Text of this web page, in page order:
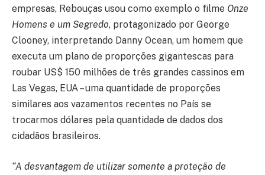
empresas, Rebouças usou como exemplo o filme Onze
Homens e um Segredo, protagonizado por George
Clooney, interpretando Danny Ocean, um homem que
executa um plano de proporções gigantescas para
roubar US$ 150 milhões de três grandes cassinos em
Las Vegas, EUA – uma quantidade de proporções
similares aos vazamentos recentes no País se
trocarmos dólares pela quantidade de dados dos
cidadãos brasileiros.
“A desvantagem de utilizar somente a proteção de